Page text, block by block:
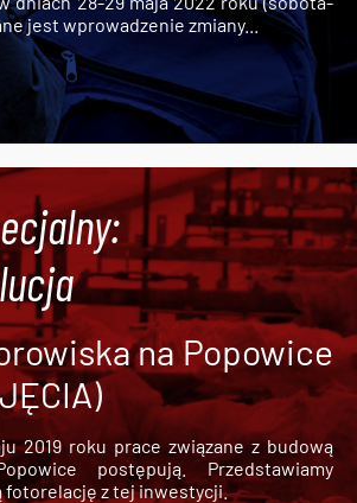
jest wprowadzenie zmiany...
na Popowice
2019 roku prace związane z budową
postępują. Przedstawiamy
fotorelację z tej inwestycji.